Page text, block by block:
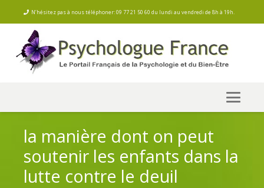
N’hésitez pas à nous téléphoner: 09 77 21 50 60 du lundi au vendredi de 8h à 19h.
la manière dont on peut
soutenir les enfants dans la
lutte contre le deuil